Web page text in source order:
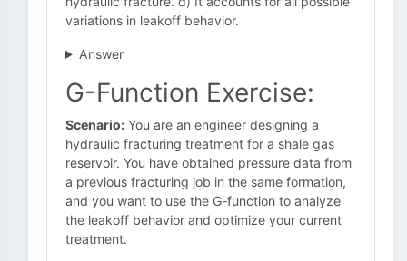
variations in leakoff behavior.
Answer
G-Function Exercise:
Scenario: You are an engineer designing a
hydraulic fracturing treatment for a shale gas
reservoir. You have obtained pressure data from
a previous fracturing job in the same formation,
and you want to use the G-function to analyze
the leakoff behavior and optimize your current
treatment.